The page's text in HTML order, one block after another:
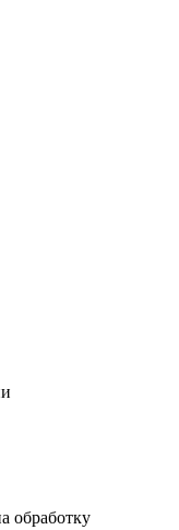
обработку